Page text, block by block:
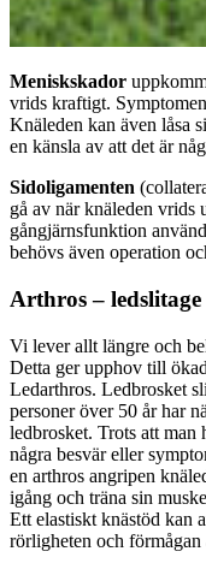
Meniskskador
vrids kraftigt.
Knäleden kan även låsa
en känsla av att det är
Sidoligamenten
gå av när knäleden vrids
gångjärnsfunktion
behövs även operation
Arthros – ledslitage
Vi lever allt längre och
Detta ger upphov till
Ledarthros. Ledbrosket
personer över 50 år har
ledbrosket. Trots att man
några besvär eller
en arthros angripen
igång och träna sin
Ett elastiskt knästöd kan
rörligheten och förmågan